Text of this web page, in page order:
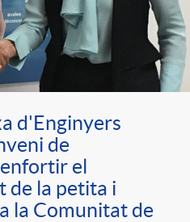
d'Enginyers
de
el
de la petita i
la Comunitat de